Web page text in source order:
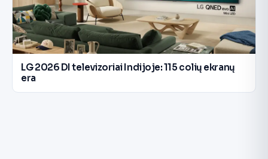
LG 2026 DI televizoriai Indijoje: 115 colių ekranų
era